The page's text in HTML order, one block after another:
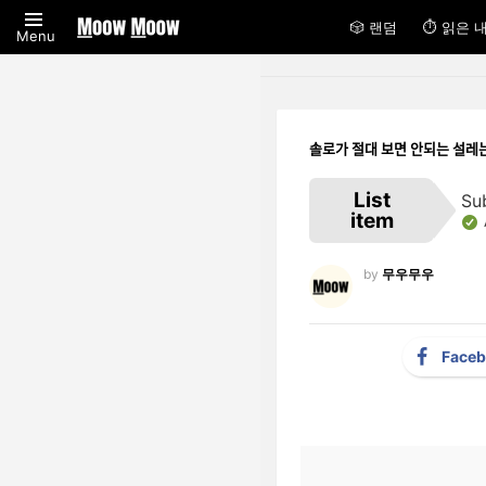
Menu 🎲 랜덤 ⏱ 읽은
솔로가 절대 보면 안되는
List
item
by 무우무우